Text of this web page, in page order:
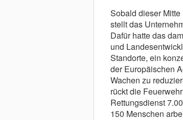
Sobald dieser
stellt das
Dafür hatte das
und
Standorte, ein
der Europäischen
Wachen zu
rückt die
Rettungsdienst
150 Menschen